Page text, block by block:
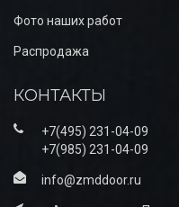
Фото наших работ
Распродажа
КОНТАКТЫ
+7(495) 231-04-09
+7(985) 231-04-09
info@zmddoor.ru